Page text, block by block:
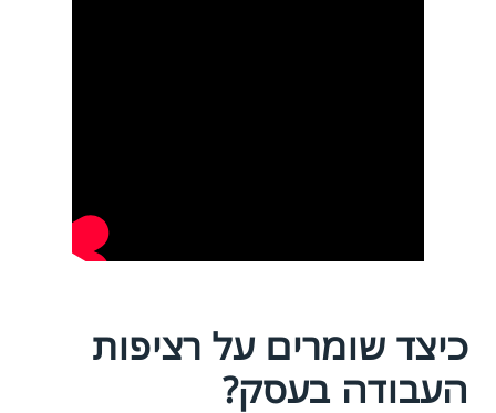
כיצד שומרים על רציפות
העבודה בעסק?